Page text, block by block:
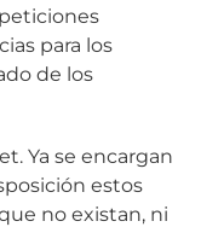
para los
de los
Ya se encargan
estos
no existan, ni